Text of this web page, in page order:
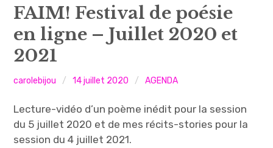
PHOTOGRAPHIES
VIDÉOS / SONS
ATELIERS
AGENDA
s
t
a
a
C
a
c
e
b
k
C
a
r
FAIM! Festival de poésie
en ligne – Juillet 2020 et
2021
carolebijou 14 juillet 2020 AGENDA
Lecture-vidéo d’un poème inédit pour la session
du 5 juillet 2020 et de mes récits-stories pour la
session du 4 juillet 2021.